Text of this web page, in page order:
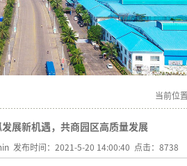
当前位
发展新机遇，共商园区高质量发展
发布时间：2021-5-20 14:00:40 点击：8738